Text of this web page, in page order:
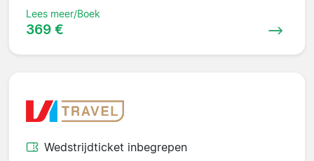
Lees meer/Boek
369 €
Wedstrijdticket inbegrepen